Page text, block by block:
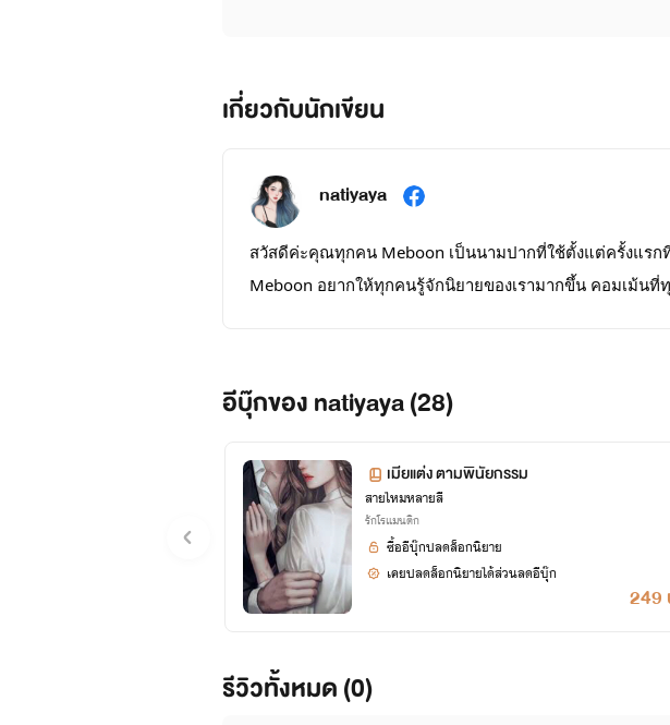
เกี่ยวกับนักเขียน
natiyaya
สวัสดีค่ะคุณทุกคน Meboon เป็นนามปากที่ใช้ตั้งแต่ครั้งแรก
Meboon อยากให้ทุกคนรู้จักนิยายของเรามากขึ้น คอมเม้น
อีบุ๊กของ natiyaya (28)
เมียแต่ง ตามพินัยกรรม
สายไหมหลายสี
รักโรแมนติก
249
ซื้ออีบุ๊กปลดล็อกนิยาย
เคยปลดล็อกนิยายได้ส่วนลดอีบุ๊ก
รีวิวทั้งหมด (0)